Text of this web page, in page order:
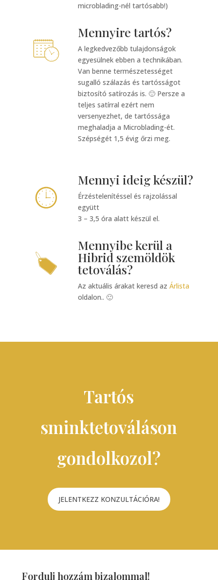
microblading-nél tartósabb!)
Mennyire tartós?
A legkedvezőbb tulajdonságok
egyesülnek ebben a technikában.
Van benne természetességet
sugalló szálazás és tartósságot
biztosító satírozás is. 🙂 Persze a
teljes satírral ezért nem
versenyezhet, de tartóssága
meghaladja a Microblading-ét.
Szépségét 1,5 évig őrzi meg.
Mennyi ideig készül?
Érzéstelenítéssel és rajzolással
együtt
3 – 3,5 óra alatt készül el.
Mennyibe kerül a
Hibrid szemöldök
tetoválás?
Az aktuális árakat keresd az Árlista
oldalon.. 🙂
Tartós
sminktetováláson
gondolkozol?
JELENTKEZZ KONZULTÁCIÓRA!
Fordulj hozzám bizalommal!